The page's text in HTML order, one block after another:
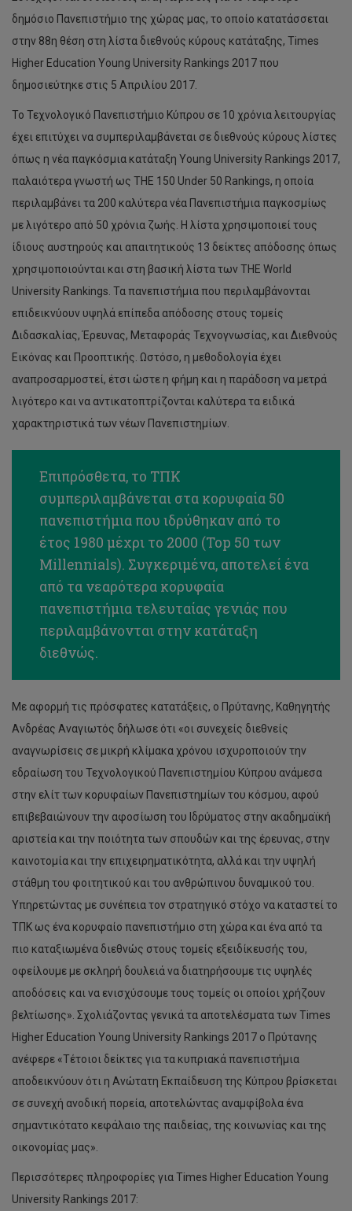
δημόσιο Πανεπιστήμιο της χώρας μας, το οποίο κατατάσσεται
στην 88η θέση στη λίστα διεθνούς κύρους κατάταξης, Times
Higher Education Young University Rankings 2017 που
δημοσιεύτηκε στις 5 Απριλίου 2017.
Το Τεχνολογικό Πανεπιστήμιο Κύπρου σε 10 χρόνια λειτουργίας
έχει επιτύχει να συμπεριλαμβάνεται σε διεθνούς κύρους λίστες
όπως η νέα παγκόσμια κατάταξη Young University Rankings 2017,
παλαιότερα γνωστή ως THE 150 Under 50 Rankings, η οποία
περιλαμβάνει τα 200 καλύτερα νέα Πανεπιστήμια παγκοσμίως
με λιγότερο από 50 χρόνια ζωής. Η λίστα χρησιμοποιεί τους
ίδιους αυστηρούς και απαιτητικούς 13 δείκτες απόδοσης όπως
χρησιμοποιούνται και στη βασική λίστα των THE World
University Rankings. Τα πανεπιστήμια που περιλαμβάνονται
επιδεικνύουν υψηλά επίπεδα απόδοσης στους τομείς
Διδασκαλίας, Έρευνας, Μεταφοράς Τεχνογνωσίας, και Διεθνούς
Εικόνας και Προοπτικής. Ωστόσο, η μεθοδολογία έχει
αναπροσαρμοστεί, έτσι ώστε η φήμη και η παράδοση να μετρά
λιγότερο και να αντικατοπτρίζονται καλύτερα τα ειδικά
χαρακτηριστικά των νέων Πανεπιστημίων.
Επιπρόσθετα, το ΤΠΚ
συμπεριλαμβάνεται στα κορυφαία 50
πανεπιστήμια που ιδρύθηκαν από το
έτος 1980 μέχρι το 2000 (Top 50 των
Millennials). Συγκεριμένα, αποτελεί ένα
από τα νεαρότερα κορυφαία
πανεπιστήμια τελευταίας γενιάς που
περιλαμβάνονται στην κατάταξη
διεθνώς.
Με αφορμή τις πρόσφατες κατατάξεις, ο Πρύτανης, Καθηγητής
Ανδρέας Αναγιωτός δήλωσε ότι «οι συνεχείς διεθνείς
αναγνωρίσεις σε μικρή κλίμακα χρόνου ισχυροποιούν την
εδραίωση του Τεχνολογικού Πανεπιστημίου Κύπρου ανάμεσα
στην ελίτ των κορυφαίων Πανεπιστημίων του κόσμου, αφού
επιβεβαιώνουν την αφοσίωση του Ιδρύματος στην ακαδημαϊκή
αριστεία και την ποιότητα των σπουδών και της έρευνας, στην
καινοτομία και την επιχειρηματικότητα, αλλά και την υψηλή
στάθμη του φοιτητικού και του ανθρώπινου δυναμικού του.
Υπηρετώντας με συνέπεια τον στρατηγικό στόχο να καταστεί το
ΤΠΚ ως ένα κορυφαίο πανεπιστήμιο στη χώρα και ένα από τα
πιο καταξιωμένα διεθνώς στους τομείς εξειδίκευσής του,
οφείλουμε με σκληρή δουλειά να διατηρήσουμε τις υψηλές
αποδόσεις και να ενισχύσουμε τους τομείς οι οποίοι χρήζουν
βελτίωσης». Σχολιάζοντας γενικά τα αποτελέσματα των Times
Higher Education Young University Rankings 2017 ο Πρύτανης
ανέφερε «Τέτοιοι δείκτες για τα κυπριακά πανεπιστήμια
αποδεικνύουν ότι η Ανώτατη Εκπαίδευση της Κύπρου βρίσκεται
σε συνεχή ανοδική πορεία, αποτελώντας αναμφίβολα ένα
σημαντικότατο κεφάλαιο της παιδείας, της κοινωνίας και της
οικονομίας μας».
Περισσότερες πληροφορίες για Times Higher Education Young
University Rankings 2017: